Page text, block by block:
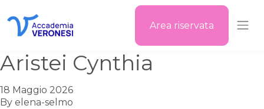
Area riservata
Aristei Cynthia
18 Maggio 2026
By elena-selmo